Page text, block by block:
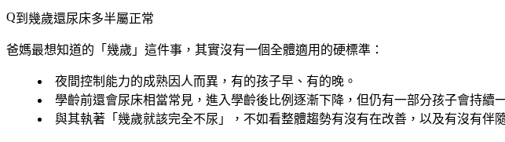
到幾歲還尿床多半屬正常
爸媽最想知道的「幾歲」這件事，其實沒有一個全體適用的硬標準：
夜間控制能力的成熟因人而異 ，有的孩子早、有的晚。
學齡前還會尿床相當常見 ，進入學齡後比例逐漸下降，但仍有一部分孩子會持續
與其執著「幾歲就該完全不尿」，不如看整體趨勢有沒有在改善 ，以及有沒有伴